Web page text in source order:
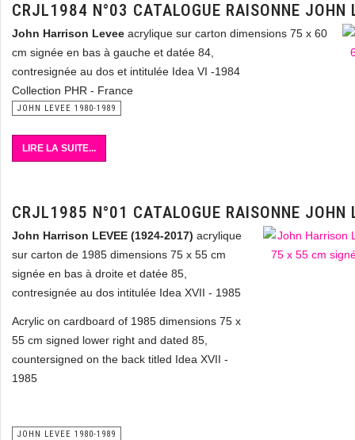
CRJL1984 N°03 CATALOGUE RAISONNE JOHN
John Harrison Levee acrylique sur carton dimensions 75 x 60
cm signée en bas à gauche et datée 84,
contresignée au dos et intitulée Idea VI -1984
Collection PHR - France
JOHN LEVEE 1980-1989
LIRE LA SUITE...
CRJL1985 N°01 CATALOGUE RAISONNE JOHN
John Harrison LEVEE (1924-2017) acrylique
sur carton de 1985 dimensions 75 x 55 cm
signée en bas à droite et datée 85,
contresignée au dos intitulée Idea XVII - 1985
Acrylic on cardboard of 1985 dimensions 75 x
55 cm signed lower right and dated 85,
countersigned on the back titled Idea XVII -
1985
JOHN LEVEE 1980-1989